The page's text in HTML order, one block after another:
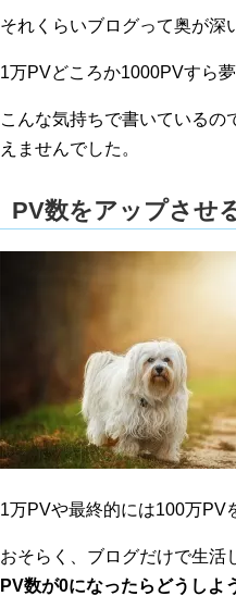
それくらいブログって奥が深
1万PVどころか1000PVすら夢
こんな気持ちで書いているの
えませんでした。
PV数をアップさせ
1万PVや最終的には100万PV
おそらく、ブログだけで生活
PV数が0になったらどうしよ